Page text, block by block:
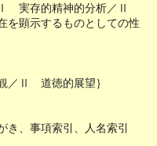
実存的精神的分析／Ⅱ
顕示するものとしての性
／Ⅱ 道徳的展望｝
、事項索引、人名索引